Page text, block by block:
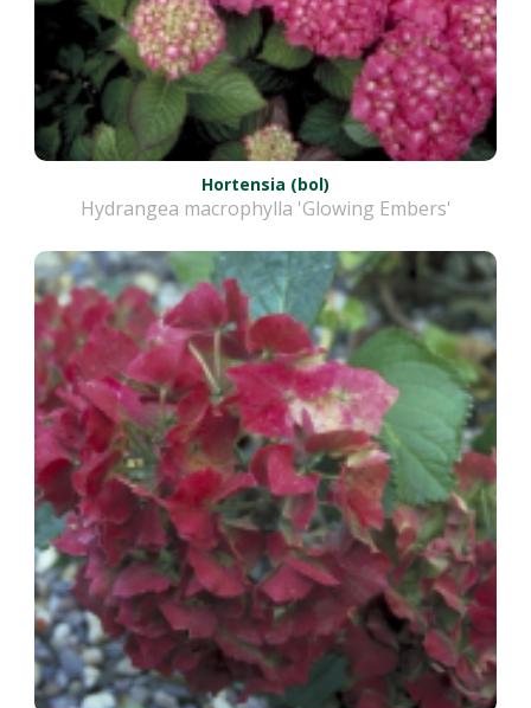
Hortensia (bol)
Hydrangea macrophylla 'Glowing Embers'